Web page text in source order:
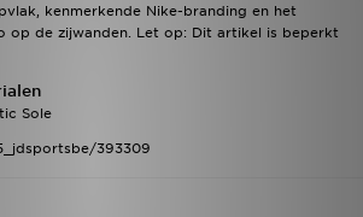
kenmerkende Nike-branding en het
op de zijwanden. Let op: Dit artikel is beperkt
Sole
393309